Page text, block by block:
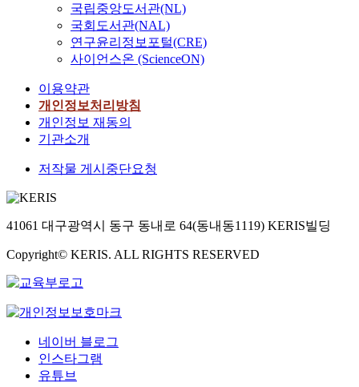
국립중앙도서관(NL)
국회도서관(NAL)
연구윤리정보포털(CRE)
사이언스온 (ScienceON)
이용약관
개인정보처리방침
개인정보 재동의
기관소개
저작물 게시중단요청
41061 대구광역시 동구 동내로 64(동내동1119) KERIS빌딩
Copyright© KERIS. ALL RIGHTS RESERVED
네이버 블로그
인스타그램
유튜브